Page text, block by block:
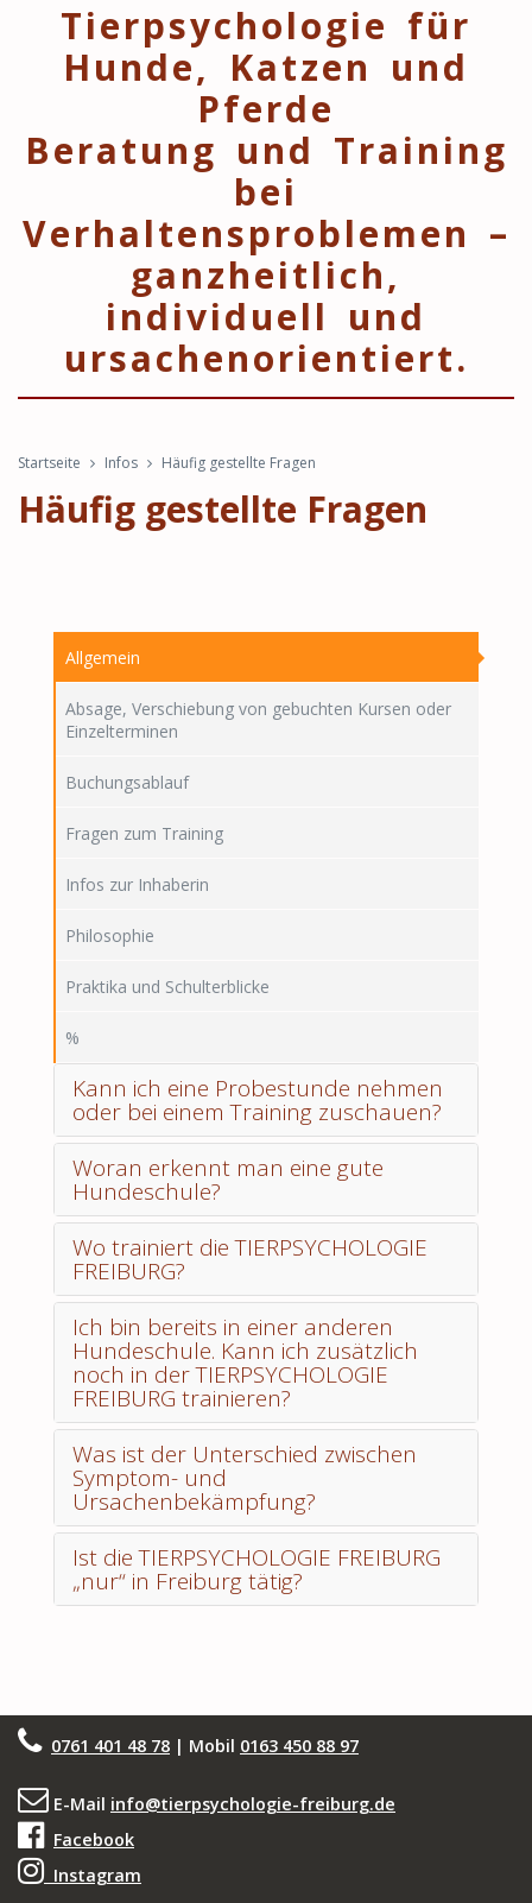
Tierpsychologie für
Hunde, Katzen und
Pferde
Beratung und Training
bei
Verhaltensproblemen –
ganzheitlich,
individuell und
ursachenorientiert.
Startseite Infos Häufig gestellte Fragen
Häufig gestellte Fragen
Allgemein
Absage, Verschiebung von gebuchten Kursen oder
Einzelterminen
Buchungsablauf
Fragen zum Training
Infos zur Inhaberin
Philosophie
Praktika und Schulterblicke
%
Kann ich eine Probestunde nehmen
oder bei einem Training zuschauen?
Woran erkennt man eine gute
Hundeschule?
Wo trainiert die TIERPSYCHOLOGIE
FREIBURG?
Ich bin bereits in einer anderen
Hundeschule. Kann ich zusätzlich
noch in der TIERPSYCHOLOGIE
FREIBURG trainieren?
Was ist der Unterschied zwischen
Symptom- und
Ursachenbekämpfung?
Ist die TIERPSYCHOLOGIE FREIBURG
„nur“ in Freiburg tätig?
0761 401 48 78 | Mobil 0163 450 88 97
E-Mail info@tierpsychologie-freiburg.de
Facebook
Instagram